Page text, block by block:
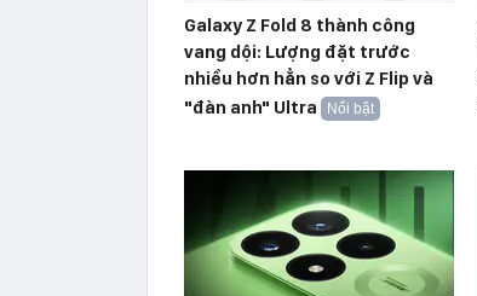
Galaxy Z Fold 8 thành công
vang dội: Lượng đặt trước
nhiều hơn hẳn so với Z Flip và
"đàn anh" Ultra
Nổi bật